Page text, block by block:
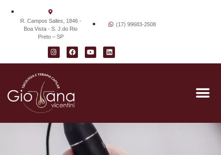
R. Campos Salles, 1846 -
Boa Vista - S. J.do Rio
Preto – SP
(17) 99683-2508